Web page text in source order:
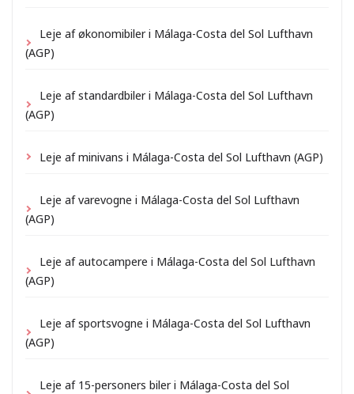
Leje af økonomibiler i Málaga-Costa del Sol Lufthavn
(AGP)
Leje af standardbiler i Málaga-Costa del Sol Lufthavn
(AGP)
Leje af minivans i Málaga-Costa del Sol Lufthavn (AGP)
Leje af varevogne i Málaga-Costa del Sol Lufthavn
(AGP)
Leje af autocampere i Málaga-Costa del Sol Lufthavn
(AGP)
Leje af sportsvogne i Málaga-Costa del Sol Lufthavn
(AGP)
Leje af 15-personers biler i Málaga-Costa del Sol